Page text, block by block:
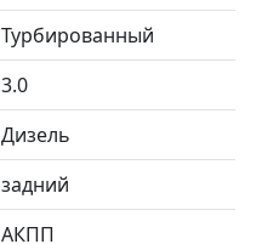
Турбированный
3.0
Дизель
задний
АКПП